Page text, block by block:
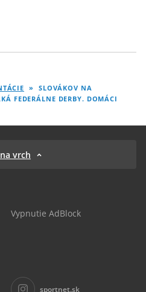
» SLOVÁKOV NA
FEDERÁLNE DERBY. DOMÁCI
vrch
Vypnutie AdBlock
sportnet.sk